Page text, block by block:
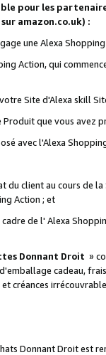
pour les
amazon.co.uk) :
une Alexa
Action, qui
Site d'Alexa skill
que vous avez
avec l'Alexa
client au cours de
Action ; et
de l' Alexa
Donnant Droit »
cadeau,
créances
Donnant Droit est